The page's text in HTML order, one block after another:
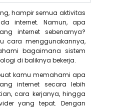
hampir semua aktivitas
internet. Namun, apa
internet sebenarnya?
cara menggunakannya,
bagaimana sistem
di baliknya bekerja.
kamu memahami apa
internet secara lebih
cara kerjanya, hingga
yang tepat. Dengan